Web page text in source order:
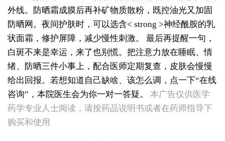
外线。防晒霜成膜后再补矿物质散粉，既控油光又加固
防晒网。夜间护肤时，可以选含< strong >神经酰胺的乳
状面霜，修护屏障，减少慢性刺激。
最后再提醒一句，
白斑不来是幸运，来了也别慌。把注意力放在睡眠、情
绪、防晒三件小事上，配合医师定期复查，皮肤会慢慢
给出回报。若想知道自己缺啥、该怎么调，点一下“在线
咨询”，本院医生会为你一对一答疑。
本广告仅供医学
药学专业人士阅读，请按药品说明书或者在药师指导下
购买和使用
女生脚踝骨节凸起处长白斑 脱色原因与应对方法